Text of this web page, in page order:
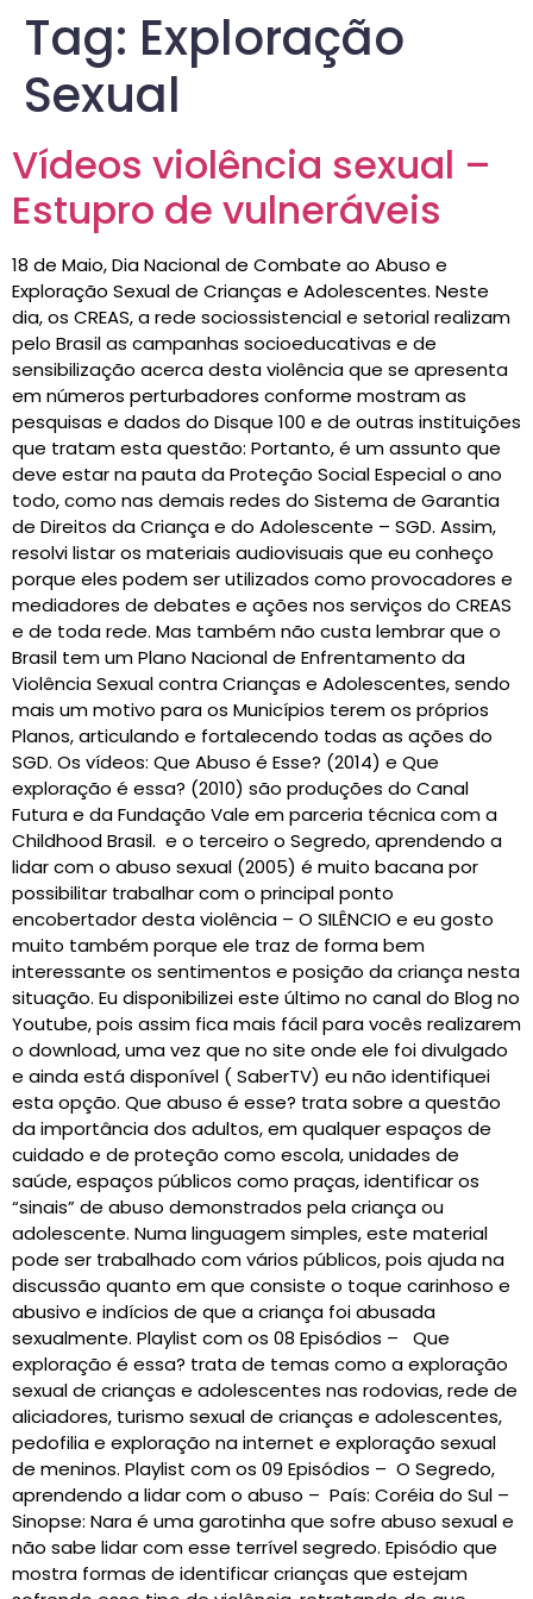
Tag: Exploração
Sexual
Vídeos violência sexual –
Estupro de vulneráveis
18 de Maio, Dia Nacional de Combate ao Abuso e
Exploração Sexual de Crianças e Adolescentes. Neste
dia, os CREAS, a rede sociossistencial e setorial realizam
pelo Brasil as campanhas socioeducativas e de
sensibilização acerca desta violência que se apresenta
em números perturbadores conforme mostram as
pesquisas e dados do Disque 100 e de outras instituições
que tratam esta questão: Portanto, é um assunto que
deve estar na pauta da Proteção Social Especial o ano
todo, como nas demais redes do Sistema de Garantia
de Direitos da Criança e do Adolescente – SGD. Assim,
resolvi listar os materiais audiovisuais que eu conheço
porque eles podem ser utilizados como provocadores e
mediadores de debates e ações nos serviços do CREAS
e de toda rede. Mas também não custa lembrar que o
Brasil tem um Plano Nacional de Enfrentamento da
Violência Sexual contra Crianças e Adolescentes, sendo
mais um motivo para os Municípios terem os próprios
Planos, articulando e fortalecendo todas as ações do
SGD. Os vídeos: Que Abuso é Esse? (2014) e Que
exploração é essa? (2010) são produções do Canal
Futura e da Fundação Vale em parceria técnica com a
Childhood Brasil. e o terceiro o Segredo, aprendendo a
lidar com o abuso sexual (2005) é muito bacana por
possibilitar trabalhar com o principal ponto
encobertador desta violência – O SILÊNCIO e eu gosto
muito também porque ele traz de forma bem
interessante os sentimentos e posição da criança nesta
situação. Eu disponibilizei este último no canal do Blog no
Youtube, pois assim fica mais fácil para vocês realizarem
o download, uma vez que no site onde ele foi divulgado
e ainda está disponível ( SaberTV) eu não identifiquei
esta opção. Que abuso é esse? trata sobre a questão
da importância dos adultos, em qualquer espaços de
cuidado e de proteção como escola, unidades de
saúde, espaços públicos como praças, identificar os
“sinais” de abuso demonstrados pela criança ou
adolescente. Numa linguagem simples, este material
pode ser trabalhado com vários públicos, pois ajuda na
discussão quanto em que consiste o toque carinhoso e
abusivo e indícios de que a criança foi abusada
sexualmente. Playlist com os 08 Episódios – Que
exploração é essa? trata de temas como a exploração
sexual de crianças e adolescentes nas rodovias, rede de
aliciadores, turismo sexual de crianças e adolescentes,
pedofilia e exploração na internet e exploração sexual
de meninos. Playlist com os 09 Episódios – O Segredo,
aprendendo a lidar com o abuso – País: Coréia do Sul –
Sinopse: Nara é uma garotinha que sofre abuso sexual e
não sabe lidar com esse terrível segredo. Episódio que
mostra formas de identificar crianças que estejam